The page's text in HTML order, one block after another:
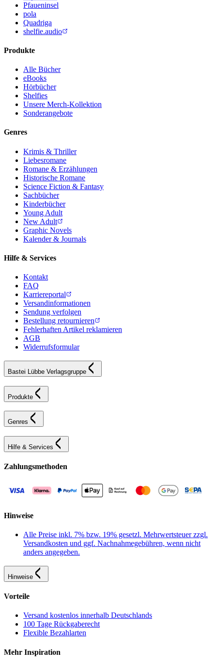
Pfaueninsel
pola
Quadriga
shelfie.audio
Produkte
Alle Bücher
eBooks
Hörbücher
Shelfies
Unsere Merch-Kollektion
Sonderangebote
Genres
Krimis & Thriller
Liebesromane
Romane & Erzählungen
Historische Romane
Science Fiction & Fantasy
Sachbücher
Kinderbücher
Young Adult
New Adult
Graphic Novels
Kalender & Journals
Hilfe & Services
Kontakt
FAQ
Karriereportal
Versandinformationen
Sendung verfolgen
Bestellung retournieren
Fehlerhaften Artikel reklamieren
AGB
Widerrufsformular
Bastei Lübbe Verlagsgruppe
Produkte
Genres
Hilfe & Services
Zahlungsmethoden
Hinweise
Alle Preise inkl. 7% bzw. 19% gesetzl. Mehrwertsteuer zzgl.
Versandkosten und ggf. Nachnahmegebühren, wenn nicht
anders angegeben.
Hinweise
Vorteile
Versand kostenlos innerhalb Deutschlands
100 Tage Rückgaberecht
Flexible Bezahlarten
Mehr Inspiration